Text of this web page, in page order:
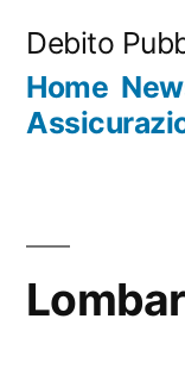
contenuto
Debito
Home